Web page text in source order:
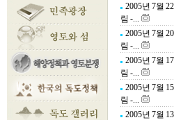
2005년 7월
림 -...
2005년 7월
림 -...
2005년 7월
림 -...
2005년 7월
림 -...
2005년 7월